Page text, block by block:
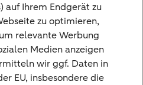
auf Ihrem Endgerät zu
zu optimieren,
relevante Werbung
Medien anzeigen
wir ggf. Daten in
EU, insbesondere die